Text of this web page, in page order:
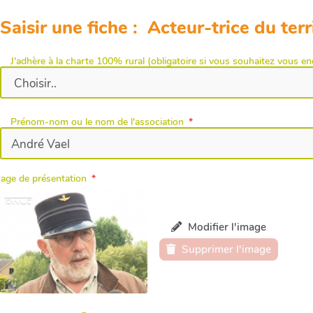
Saisir une fiche : Acteur-trice du
J'adhère à la charte 100% rural (obligatoire si vous souhaitez vous
Prénom-nom ou le nom de l'association
de présentation
Modifier l'image
Supprimer l'image